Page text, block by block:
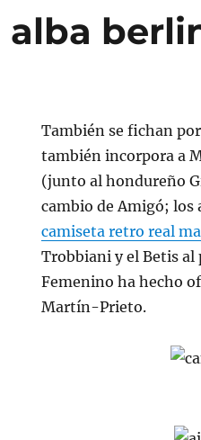
alba
También se fichan
también incorpora a
(junto al hondureño
cambio de Amigó;
camiseta retro real
Trobbiani y el Betis al
Femenino ha hecho
Martín-Prieto.